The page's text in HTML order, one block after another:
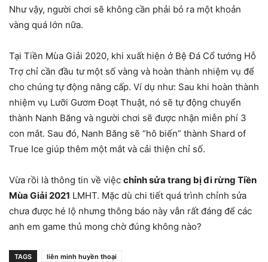
Như vậy, người chơi sẽ không cần phải bỏ ra một khoản
vàng quá lớn nữa.
Tại Tiền Mùa Giải 2020, khi xuất hiện ở Bệ Đá Cổ tướng Hỗ
Trợ chỉ cần đầu tư một số vàng và hoàn thành nhiệm vụ để
cho chúng tự động nâng cấp. Ví dụ như: Sau khi hoàn thành
nhiệm vụ Lưỡi Gươm Đoạt Thuật, nó sẽ tự động chuyển
thành Nanh Băng và người chơi sẽ được nhận miễn phí 3
con mắt. Sau đó, Nanh Băng sẽ “hô biến” thành Shard of
True Ice giúp thêm một mắt và cải thiện chỉ số.
Vừa rồi là thông tin về việc chỉnh sửa trang bị đi rừng Tiền
Mùa Giải 2021 LMHT. Mặc dù chi tiết quá trình chỉnh sửa
chưa được hé lộ nhưng thông báo này vẫn rất đáng để các
anh em game thủ mong chờ đúng không nào?
TAGS liên minh huyền thoại